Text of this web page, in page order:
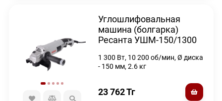
Углошлифовальная
машина (болгарка)
Ресанта УШМ-150/1300
1 300 Вт, 10 200 об/мин, Ø диска
- 150 мм, 2.6 кг
23 762Тг